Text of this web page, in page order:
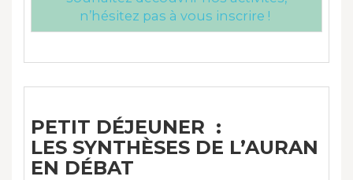
n’hésitez pas à vous inscrire !
PETIT DÉJEUNER :
LES SYNTHÈSES DE L’AURAN
EN DÉBAT